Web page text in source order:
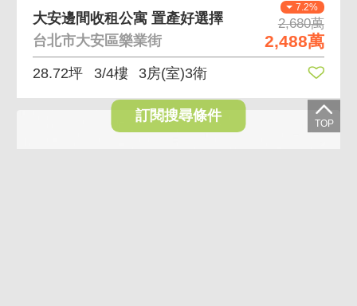
7.2%
2,680萬
2,488萬
大安邊間收租公寓 置產好選擇
台北市大安區樂業街
28.72坪 3/4樓 3房(室)3衛
訂閱搜尋條件